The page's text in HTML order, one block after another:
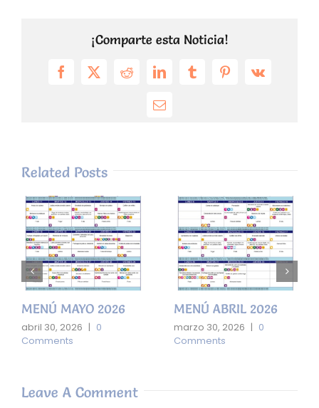
¡Comparte esta Noticia!
Facebook
X RedditLinkedInTumblrPinterest
Vk
Email
Related Posts
MENÚ MAYO 2026
abril 30, 2026 | 0
Comments
MENÚ ABRIL 2026
marzo 30, 2026 | 0
Comments
Leave A Comment